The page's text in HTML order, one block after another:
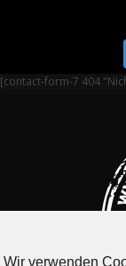
[contact-form-7 404
Wir verwenden